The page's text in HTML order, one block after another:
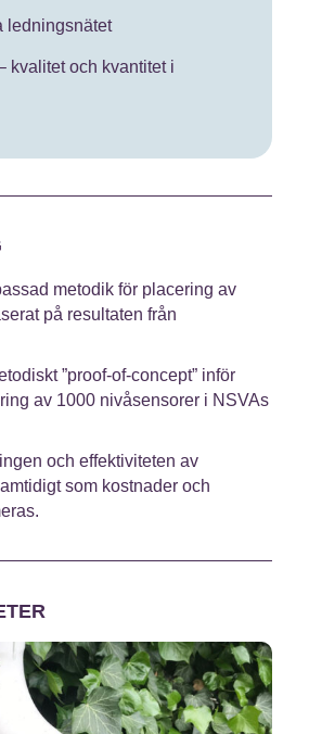
ledningsnätet
kvalitet och kvantitet i
metodik för placering av
på resultaten från
”proof-of-concept” inför
av 1000 nivåsensorer i NSVAs
och effektiviteten av
som kostnader och